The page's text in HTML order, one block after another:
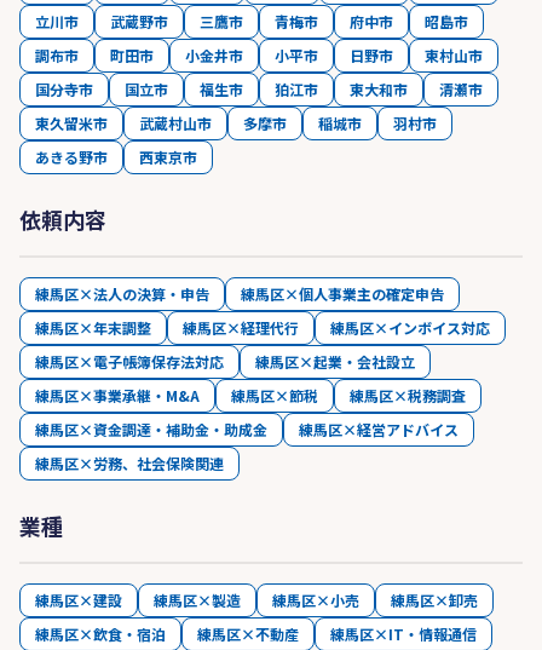
立川市
武蔵野市 三鷹市 青梅市 府中市
昭島市
調布市
町田市 小金井市 小平市 日野市
東村山市
国分寺市
国立市 福生市 狛江市 東大和市
清瀬市
東久留米市
武蔵村山市 多摩市 稲城市
羽村市
あきる野市
西東京市
依頼内容
練馬区×法人の決算・申告
練馬区×個人事業主の確定申告
練馬区×年末調整
練馬区×経理代行
練馬区×インボイス対応
練馬区×電子帳簿保存法対応
練馬区×起業・会社設立
練馬区×事業承継・M&A
練馬区×節税
練馬区×税務調査
練馬区×資金調達・補助金・助成金
練馬区×経営アドバイス
練馬区×労務、社会保険関連
業種
練馬区×建設 練馬区×製造 練馬区×小売
練馬区×卸売
練馬区×飲食・宿泊
練馬区×不動産
練馬区×IT・情報通信